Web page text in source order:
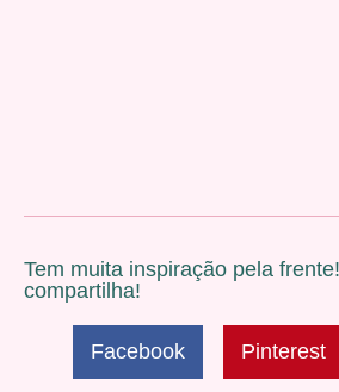
Tem muita inspiração pela
compartilha!
Facebook Pinterest